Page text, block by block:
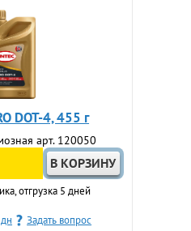
DOT-4, 455 г
арт. 120050
отгрузка 5 дней
Задать вопрос